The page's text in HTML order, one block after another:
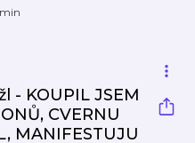
- KOUPIL JSEM
CVERNU
MANIFESTUJU